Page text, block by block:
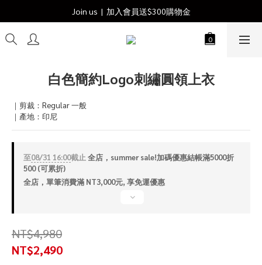
Join us  |  加入會員送$300購物金
Join us  |  加入會員送$300購物金
全站滿$3,000免運費
白色簡約Logo刺繡圓領上衣
｜剪裁：Regular 一般
｜產地：印尼
至08/31 16:00截止 全店，summer sale!加碼優惠結帳滿5000折
500 (可累折)
全店，單筆消費滿 NT3,000元, 享免運優惠
NT$4,980
NT$2,490